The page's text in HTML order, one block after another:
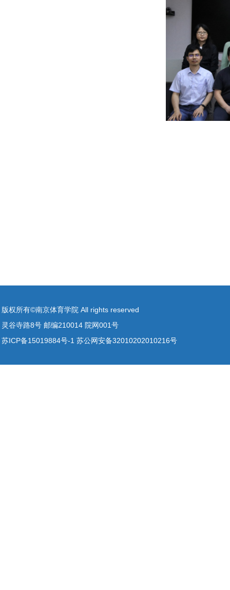
版权所有©南京体育学院 All rights reserved
灵谷寺路8号 邮编210014 院网001号
苏ICP备15019884号-1 苏公网安备32010202010216号